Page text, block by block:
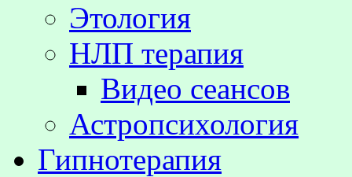
Этология
НЛП терапия
Видео сеансов
Астропсихология
Гипнотерапия